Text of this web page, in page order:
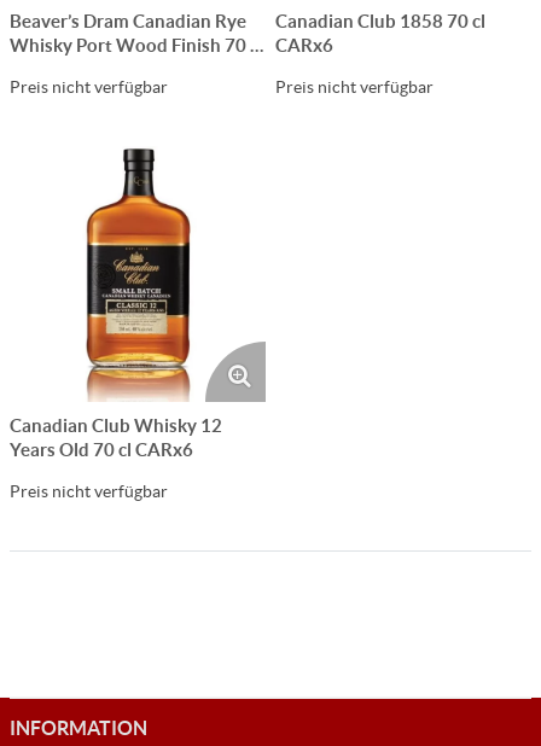
Beaver’s Dram Canadian Rye
Whisky Port Wood Finish 70 cl
Preis nicht verfügbar
Canadian Club 1858 70 cl
CARx6
Preis nicht verfügbar
Canadian Club Whisky 12
Years Old 70 cl CARx6
Preis nicht verfügbar
INFORMATION